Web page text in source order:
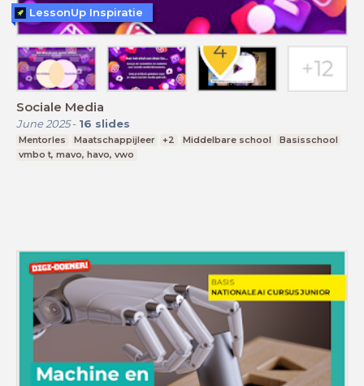
Sociale Media
June 2025- 16 slides
Mentorles Maatschappijleer +2 Middelbare school
Basisschool
vmbo t, mavo, havo, vwo
LessonUp Inspiratie